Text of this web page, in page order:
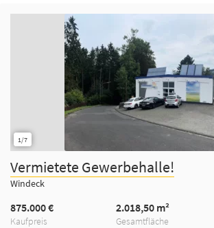
1/7
Vermietete Gewerbehalle!
Windeck
Kaufpreis
875.000 €
Gesamtfläche
2.018,50 m²